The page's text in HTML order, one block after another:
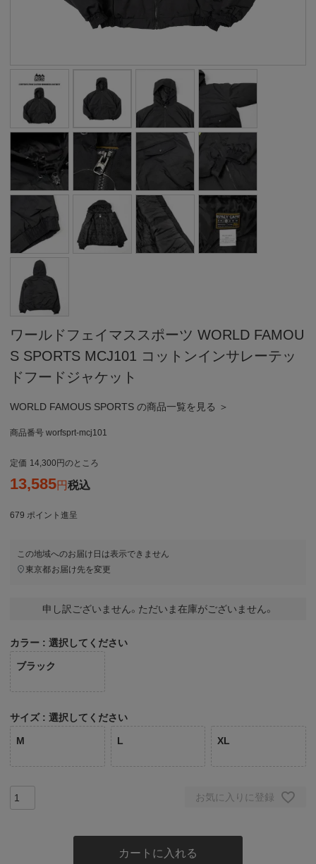
ワールドフェイマススポーツ WORLD FAMOU
S SPORTS MCJ101 コットンインサレーテッ
ドフードジャケット
WORLD FAMOUS SPORTS の商品一覧を見る ＞
商品番号 worfsprt-mcj101
定価 14,300 のところ
13,585 税込
679 ポイント進呈
この地域へのお届け日は表示できません
東京都お届け先を変更
申し訳ございません。ただいま在庫がございません。
カラー 選択してください
ブラック
サイズ 選択してください
M L XL
お気に入りに登録
カートに入れる